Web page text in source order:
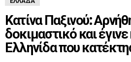
Κατίνα Παξινού:
δοκιμαστικό και
Ελληνίδα που